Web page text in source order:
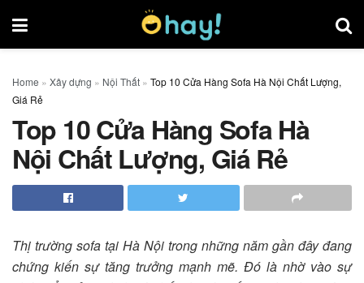
Home » Xây dựng » Nội Thất » Top 10 Cửa Hàng Sofa Hà Nội Chất Lượng,
Giá Rẻ
Top 10 Cửa Hàng Sofa Hà
Nội Chất Lượng, Giá Rẻ
Thị trường sofa tại Hà Nội trong những năm gần đây đang
chứng kiến sự tăng trưởng mạnh mẽ. Đó là nhờ vào sự